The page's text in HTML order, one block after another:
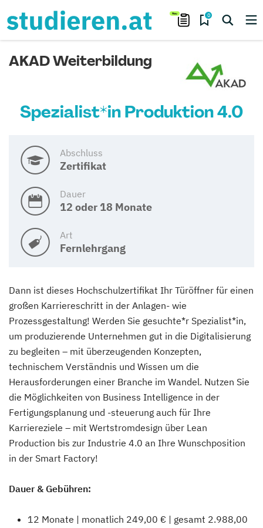
0
AKAD Weiterbildung
Spezialist*in Produktion 4.0
Abschluss
Zertifikat
Dauer
12 oder 18 Monate
Art
Fernlehrgang
Dann ist dieses Hochschulzertifikat Ihr Türöffner für einen
großen Karriereschritt in der Anlagen- wie
Prozessgestaltung! Werden Sie gesuchte*r Spezialist*in,
um produzierende Unternehmen gut in die Digitalisierung
zu begleiten – mit überzeugenden Konzepten,
technischem Verständnis und Wissen um die
Herausforderungen einer Branche im Wandel. Nutzen Sie
die Möglichkeiten von Business Intelligence in der
Fertigungsplanung und -steuerung auch für Ihre
Karriereziele – mit Wertstromdesign über Lean
Production bis zur Industrie 4.0 an Ihre Wunschposition
in der Smart Factory!
Dauer & Gebühren:
12 Monate | monatlich 249,00 € | gesamt 2.988,00